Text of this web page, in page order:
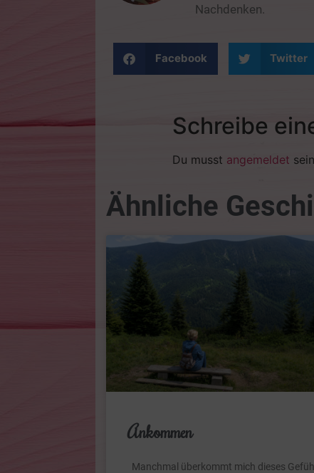
Nachdenken.
Facebook Twitter
Schreibe
Du musst angemeldet
Ähnliche
Ankommen
Manchmal überkommt mich dieses Gefühl